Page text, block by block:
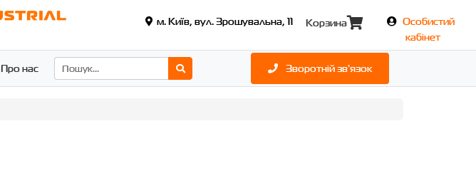
м. Київ, вул. Зрошувальна, 11 Корзина
Особистий
кабінет
Про нас Зворотній зв'язок